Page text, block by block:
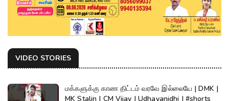
VIDEO STORIES
மக்களுக்கு காண திட்டம் வரவே இல்லையே | DMK |
MK Stalin | CM Vijay | Udhayanidhi | #shorts